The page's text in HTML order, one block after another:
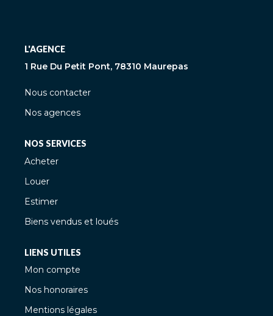
L'AGENCE
1 Rue Du Petit Pont, 78310 Maurepas
Nous contacter
Nos agences
NOS SERVICES
Acheter
Louer
Estimer
Biens vendus et loués
LIENS UTILES
Mon compte
Nos honoraires
Mentions légales